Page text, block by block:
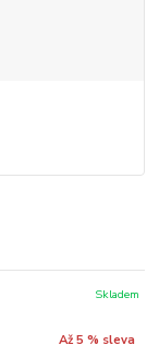
Až 5 % sleva
Skladem